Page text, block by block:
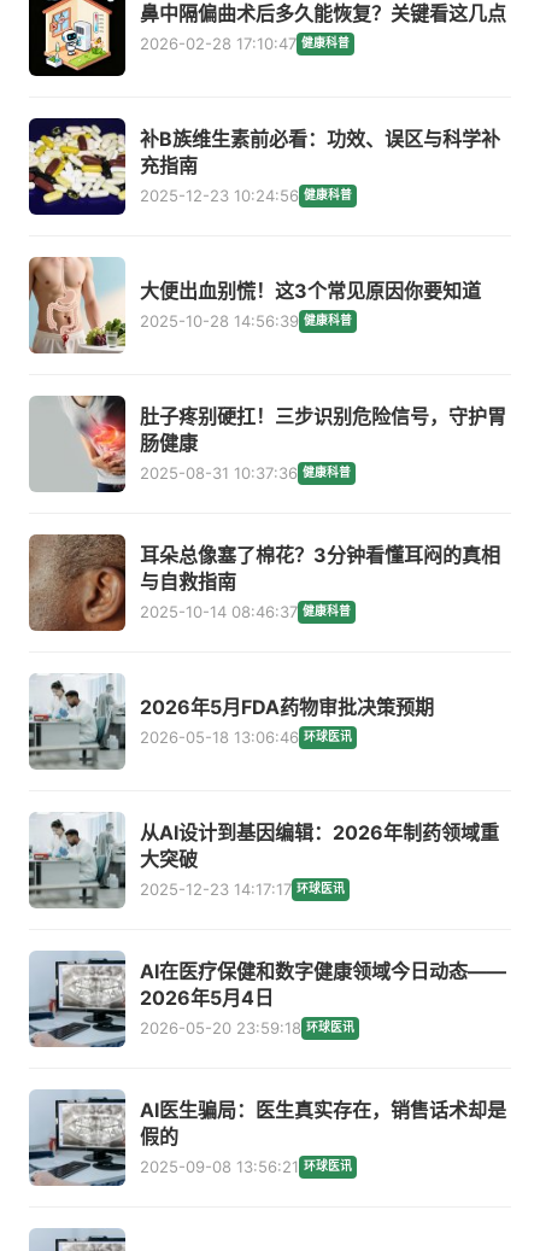
鼻中隔偏曲术后多久能恢复？关键看这几点
2026-02-28 17:10:47 健康科普
补B族维生素前必看：功效、误区与科学补
充指南
2025-12-23 10:24:56 健康科普
大便出血别慌！这3个常见原因你要知道
2025-10-28 14:56:39 健康科普
肚子疼别硬扛！三步识别危险信号，守护胃
肠健康
2025-08-31 10:37:36 健康科普
耳朵总像塞了棉花？3分钟看懂耳闷的真相
与自救指南
2025-10-14 08:46:37 健康科普
2026年5月FDA药物审批决策预期
2026-05-18 13:06:46 环球医讯
从AI设计到基因编辑：2026年制药领域重
大突破
2025-12-23 14:17:17 环球医讯
AI在医疗保健和数字健康领域今日动态——
2026年5月4日
2026-05-20 23:59:18 环球医讯
AI医生骗局：医生真实存在，销售话术却是
假的
2025-09-08 13:56:21 环球医讯